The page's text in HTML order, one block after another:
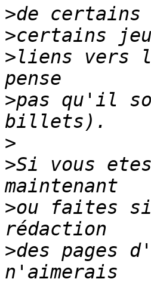
>
>
>liens vers
>pas qu'il
>
>Si vous
>ou faites
>des pages